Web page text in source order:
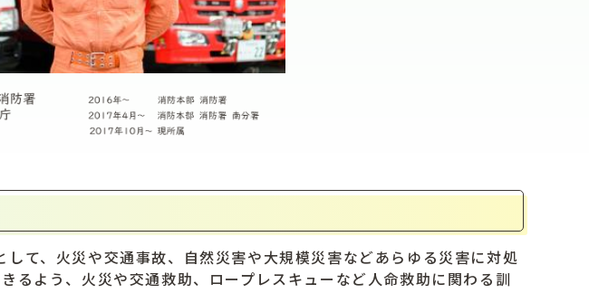
て、火災や交通事故、自然災害や大規模災害などあらゆる災害に対処
るよう、火災や交通救助、ロープレスキューなど人命救助に関わる訓